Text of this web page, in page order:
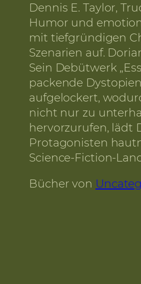
Dennis E. Taylor,
Humor und
mit tiefgründigen
Szenarien auf.
Sein Debütwerk
packende
aufgelockert,
nicht nur zu
hervorzurufen, lädt
Protagonisten
Science-Fiction-
Bücher von